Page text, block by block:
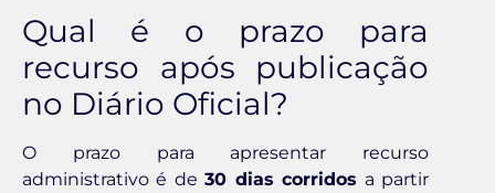
Qual é o prazo para
recurso após publicação
no Diário Oficial?
O prazo para apresentar recurso
administrativo é de30 dias corridos a partir